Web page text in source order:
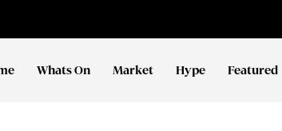
Whats On Market Hype Featured